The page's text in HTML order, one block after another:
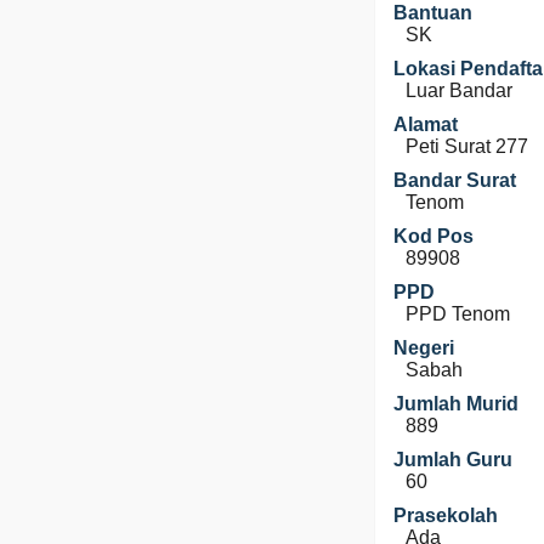
Bantuan
SK
Lokasi
Luar Bandar
Alamat
Peti Surat 277
Bandar Surat
Tenom
Kod Pos
89908
PPD
PPD Tenom
Negeri
Sabah
Jumlah Murid
889
Jumlah Guru
60
Prasekolah
Ada